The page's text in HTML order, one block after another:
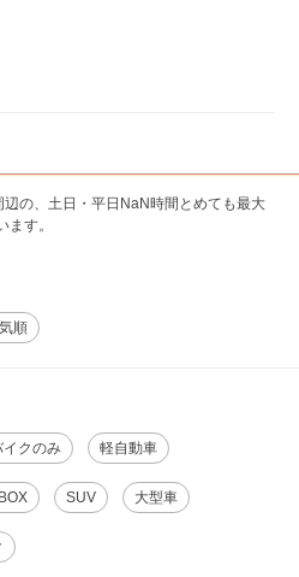
の、土日・平日NaN時間とめても最大
す。
順
イクのみ 軽自動車
SUV 大型車